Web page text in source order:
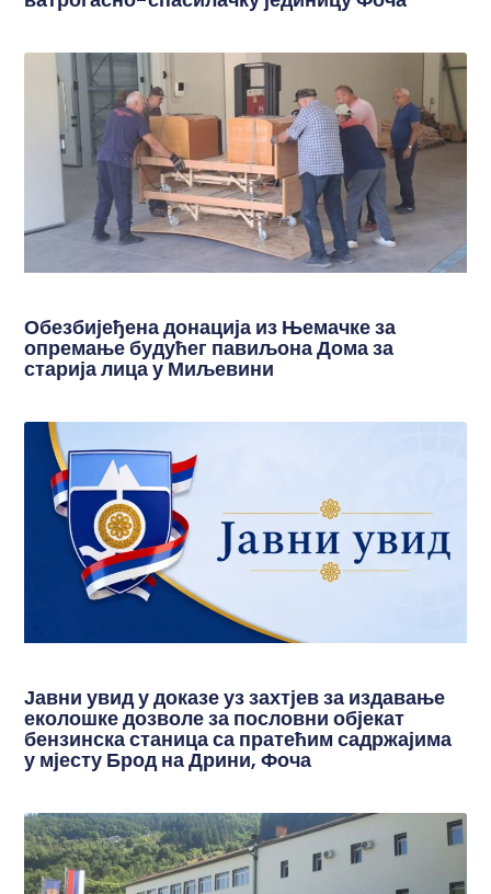
Обезбијеђена донација из Њемачке за
опремање будућег павиљона Дома за
старија лица у Миљевини
Јавни увид у доказе уз захтјев за издавање
еколошке дозволе за пословни објекат
бензинска станица са пратећим садржајима
у мјесту Брод на Дрини, Фоча